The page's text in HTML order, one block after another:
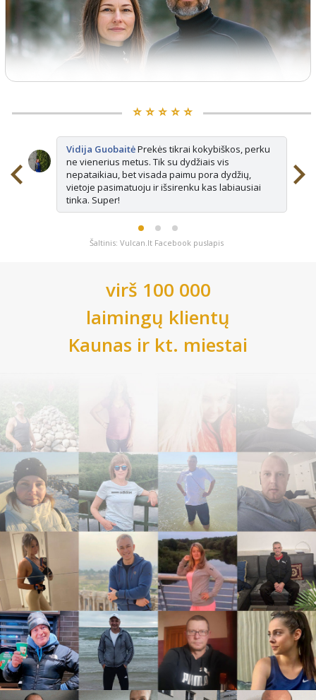
⭐️ ⭐️ ⭐️ ⭐️ ⭐️
Vidija GuobaitėPrekės tikrai kokybiškos, perku
ne vienerius metus. Tik su dydžiais vis
nepataikiau, bet visada paimu pora dydžių,
vietoje pasimatuoju ir išsirenku kas labiausiai
tinka. Super!
Šaltinis: Vulcan.lt Facebook puslapis
virš 100 000
laimingų klientų
Kaunas ir kt. miestai